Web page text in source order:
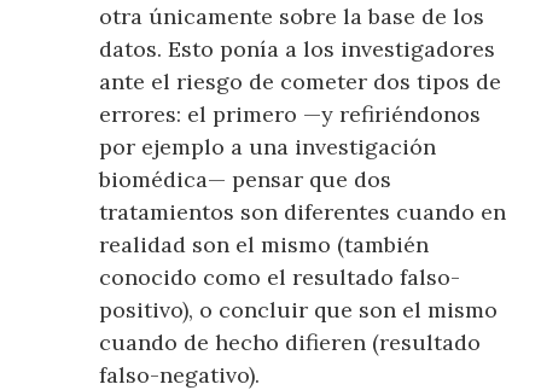
otra únicamente sobre la base de los
datos. Esto ponía a los investigadores
ante el riesgo de cometer dos tipos de
errores: el primero —y refiriéndonos
por ejemplo a una investigación
biomédica— pensar que dos
tratamientos son diferentes cuando en
realidad son el mismo (también
conocido como el resultado falso-
positivo), o concluir que son el mismo
cuando de hecho difieren (resultado
falso-negativo).